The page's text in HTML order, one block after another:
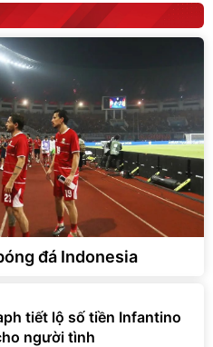
đá Indonesia
tiết lộ số tiền Infantino
người tình